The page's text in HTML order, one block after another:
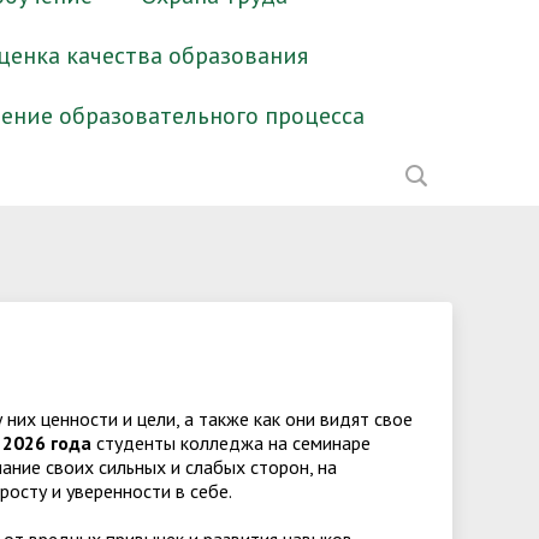
Организация питания в
образовательной организации
колледжа
образование
обучения
качества образования
образовательного процесса
ценности и цели, а также как они видят свое
года студенты колледжа на семинаре
своих сильных и слабых сторон, на
и уверенности в себе.